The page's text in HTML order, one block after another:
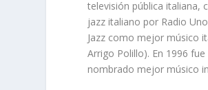
televisión pública italiana,
jazz italiano por Radio
Jazz como mejor músico
Arrigo Polillo). En 1996
nombrado mejor músico